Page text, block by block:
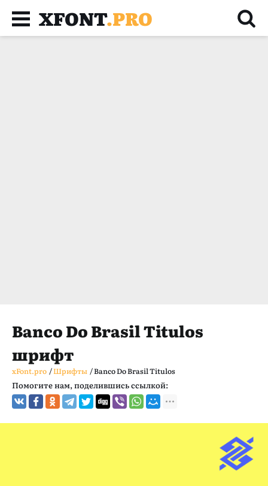
XFONT.PRO
Banco Do Brasil Titulos
шрифт
xFont.pro /Шрифты /Banco Do Brasil Titulos
Помогите нам, поделившись ссылкой: